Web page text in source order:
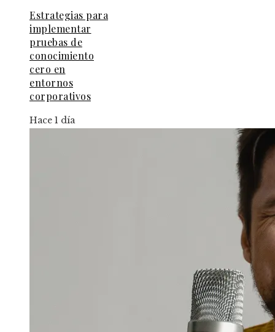
Estrategias para
implementar
pruebas de
conocimiento
cero en
entornos
corporativos
Hace 1 día